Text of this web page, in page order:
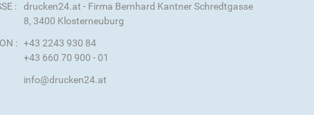
:
drucken24.at - Firma Bernhard Kantner Schredtgasse
8, 3400 Klosterneuburg
: +43 2243 930 84
+43 660 70 900 - 01
info@drucken24.at